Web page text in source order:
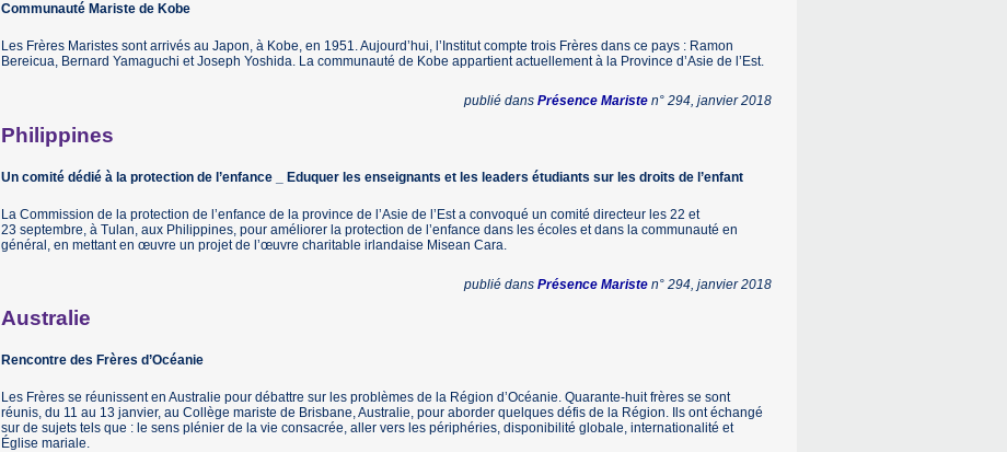
Communauté Mariste de Kobe
Les Frères Maristes sont arrivés au Japon, à Kobe, en 1951. Aujourd’hui, l’Institut compte trois Frères dans ce pays : Ramon
Bereicua, Bernard Yamaguchi et Joseph Yoshida. La communauté de Kobe appartient actuellement à la Province d’Asie de l’Est.
publié dansPrésence Mariste n° 294, janvier 2018
Philippines
Un comité dédié à la protection de l’enfance _ Eduquer les enseignants et les leaders étudiants sur les droits de l’enfant
La Commission de la protection de l’enfance de la province de l’Asie de l’Est a convoqué un comité directeur les 22 et
23 septembre, à Tulan, aux Philippines, pour améliorer la protection de l’enfance dans les écoles et dans la communauté en
général, en mettant en œuvre un projet de l’œuvre charitable irlandaise Misean Cara.
publié dansPrésence Mariste n° 294, janvier 2018
Australie
Rencontre des Frères d’Océanie
Les Frères se réunissent en Australie pour débattre sur les problèmes de la Région d’Océanie. Quarante-huit frères se sont
réunis, du 11 au 13 janvier, au Collège mariste de Brisbane, Australie, pour aborder quelques défis de la Région. Ils ont échangé
sur de sujets tels que : le sens plénier de la vie consacrée, aller vers les périphéries, disponibilité globale, internationalité et
Église mariale.